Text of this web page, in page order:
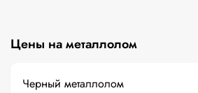
Цены на металлолом
Черный металлолом